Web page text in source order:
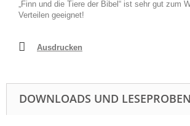
„Finn und die Tiere der Bibel“ ist sehr gut zum
Verteilen geeignet!
Ausdrucken
DOWNLOADS UND LESEPROBEN